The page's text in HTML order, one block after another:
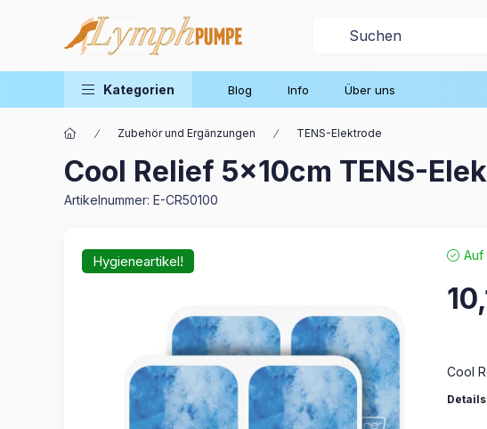
Kategorien Blog Info Über uns
Zubehör und Ergänzungen TENS-Elektrode
Cool Relief 5x10cm TENS-
Artikelnummer: E-CR50100
Hygieneartikel! Auf
Cool
Details